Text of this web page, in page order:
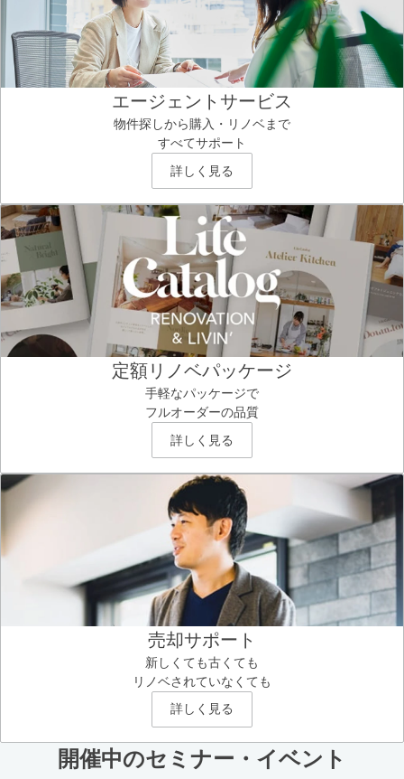
エージェントサービス
物件探しから購入・リノベまで
すべてサポート
詳しく見る
定額リノベパッケージ
手軽なパッケージで
フルオーダーの品質
詳しく見る
売却サポート
新しくても古くても
リノベされていなくても
詳しく見る
開催中のセミナー・イベント